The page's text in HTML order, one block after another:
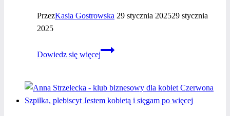
PrzezKasia Gostrowska 29 stycznia 202529 stycznia
2025
Dowiedz się więcej
Plebiscyt
i sięgam
po więcej